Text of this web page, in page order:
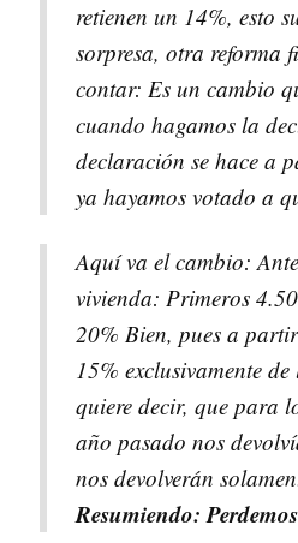
retienen un 14%, esto
sorpresa, otra reforma
contar: Es un cambio
cuando hagamos la
declaración se hace a
ya hayamos votado a
Aquí va el cambio:
vivienda: Primeros
20% Bien, pues a
15% exclusivamente
quiere decir, que para
año pasado nos
nos devolverán
Resumiendo: